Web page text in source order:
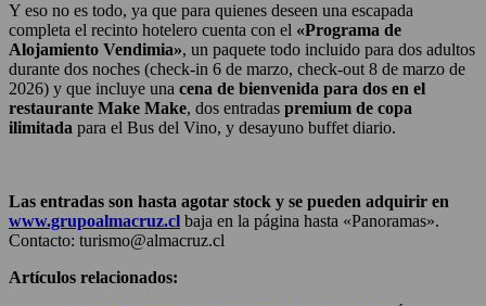
Y eso no es todo, ya que para quienes deseen una escapada
completa el recinto hotelero cuenta con el «Programa de
Alojamiento Vendimia», un paquete todo incluido para dos adultos
durante dos noches (check-in 6 de marzo, check-out 8 de marzo de
2026) y que incluye una cena de bienvenida para dos en el
restaurante Make Make, dos entradas premium de copa
ilimitada para el Bus del Vino, y desayuno buffet diario.
Las entradas son hasta agotar stock y se pueden adquirir en
www.grupoalmacruz.cl baja en la página hasta «Panoramas».
Contacto: turismo@almacruz.cl
Artículos relacionados: